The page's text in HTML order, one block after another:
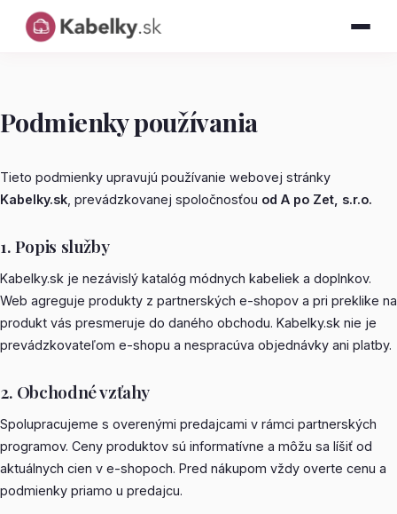
Podmienky používania
Tieto podmienky upravujú používanie webovej stránky
Kabelky.sk , prevádzkovanej spoločnosťou od A po Zet, s.r.o.
1. Popis služby
Kabelky.sk je nezávislý katalóg módnych kabeliek a doplnkov.
Web agreguje produkty z partnerských e-shopov a pri preklike na
produkt vás presmeruje do daného obchodu. Kabelky.sk nie je
prevádzkovateľom e-shopu a nespracúva objednávky ani platby.
2. Obchodné vzťahy
Spolupracujeme s overenými predajcami v rámci partnerských
programov. Ceny produktov sú informatívne a môžu sa líšiť od
aktuálnych cien v e-shopoch. Pred nákupom vždy overte cenu a
podmienky priamo u predajcu.